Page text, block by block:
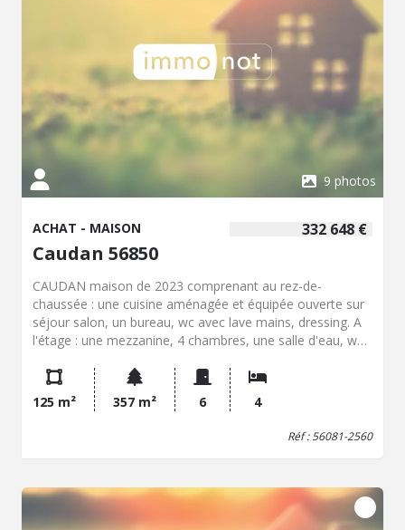
9 photos
332 648 €
ACHAT - MAISON
Caudan 56850
CAUDAN maison de 2023 comprenant au rez-de-
chaussée : une cuisine aménagée et équipée ouverte sur
séjour salon, un bureau, wc avec lave mains, dressing. A
l'étage : une mezzanine, 4 chambres, une salle d'eau, wc.
125 m² 357 m² 6 4
Réf : 56081-2560